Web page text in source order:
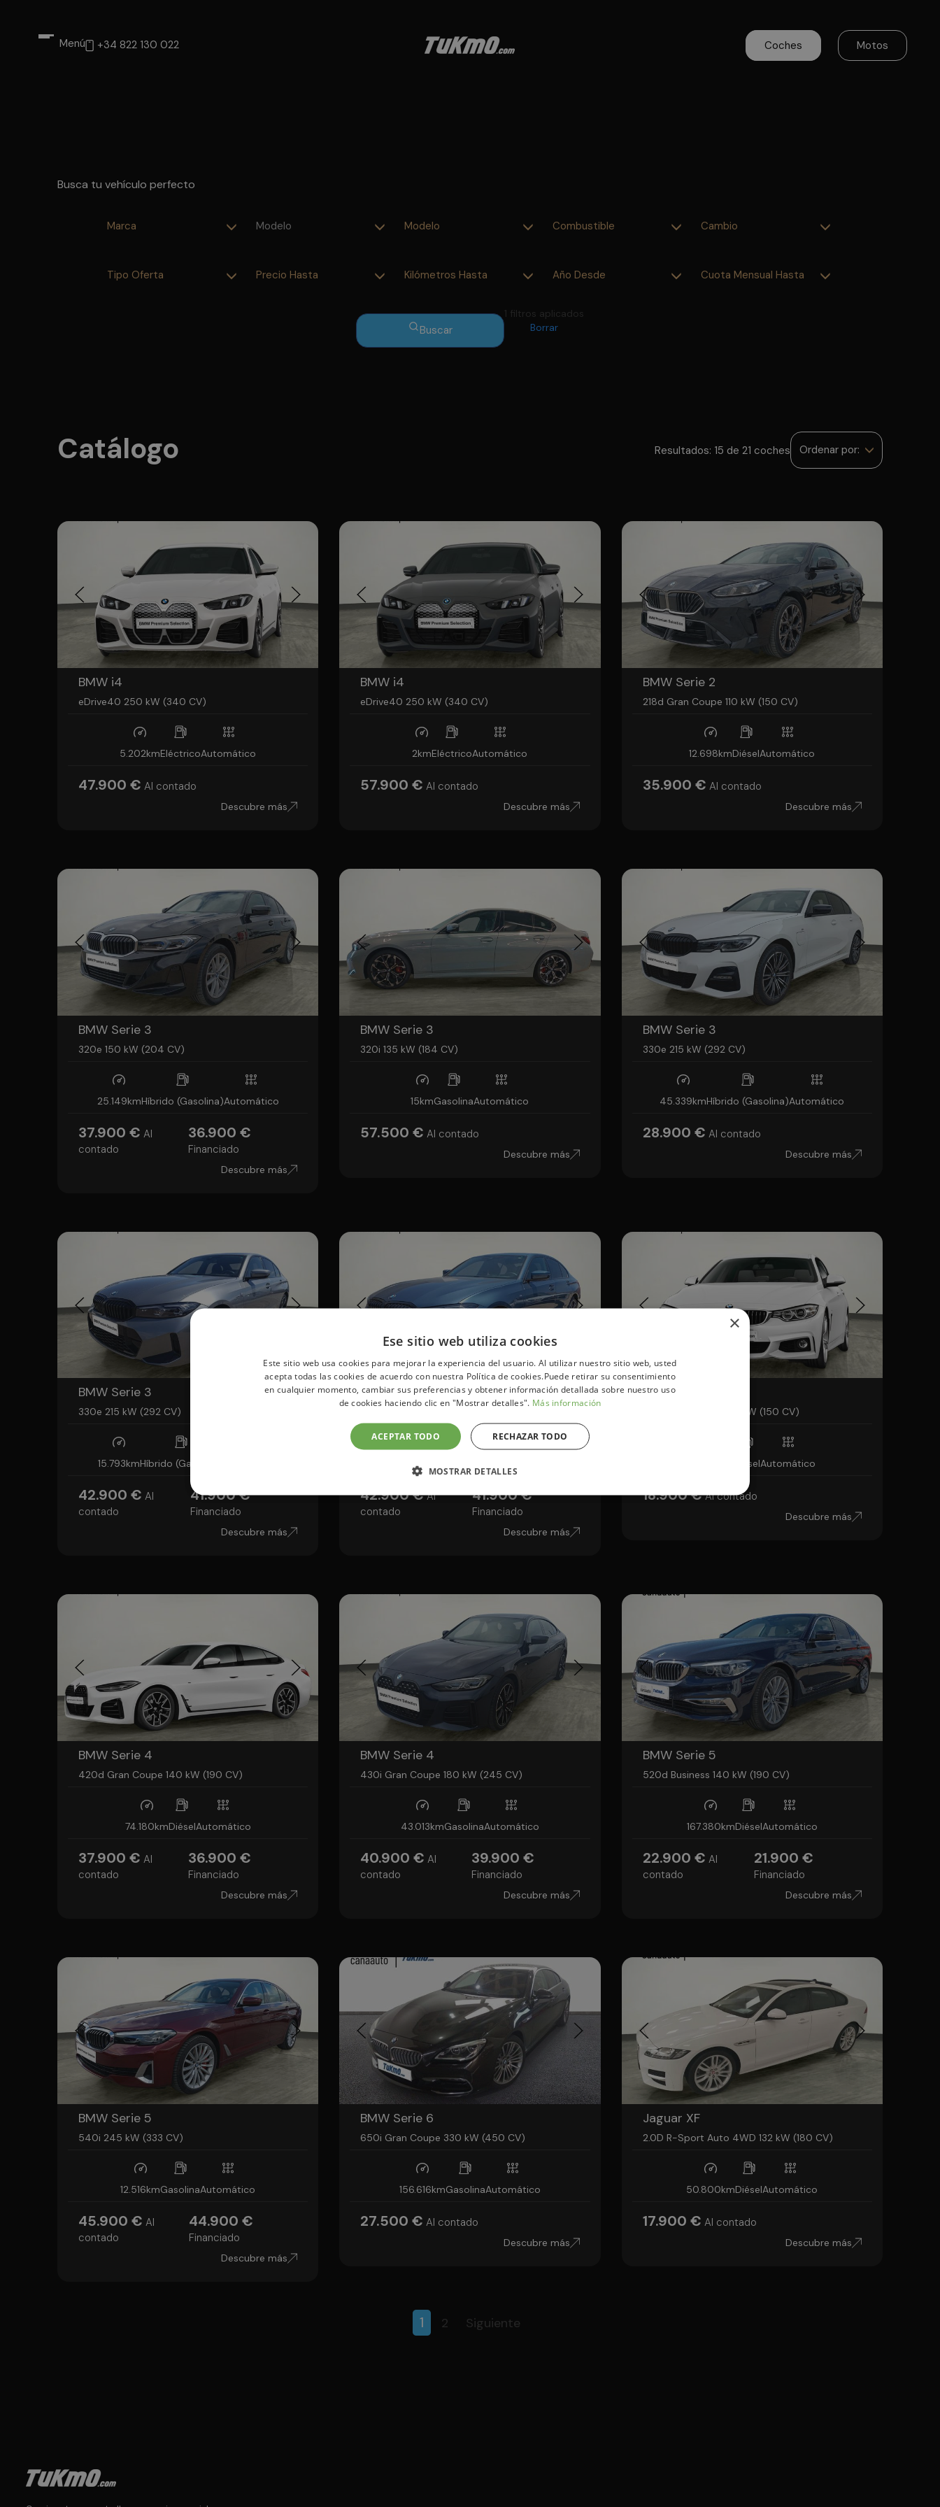
Menú +34 822 130 022 Coches Motos
Busca tu vehículo perfecto
Marca Modelo Modelo Combustible Cambio
Tipo Oferta Precio Hasta Kilómetros Hasta Año Desde Cuota Mensual Hasta
Buscar
1 filtros aplicados
Borrar
Catálogo Resultados: 15 de 21 coches Ordenar por:
BMW i4
eDrive40 250 kW (340 CV)
5.202kmEléctricoAutomático
47.900 € Al contado
Descubre más
BMW i4
eDrive40 250 kW (340 CV)
2kmEléctricoAutomático
57.900 € Al contado
Descubre más
BMW Serie 2
218d Gran Coupe 110 kW (150 CV)
12.698kmDiéselAutomático
35.900 € Al contado
Descubre más
BMW Serie 3
320e 150 kW (204 CV)
25.149kmHíbrido (Gasolina)Automático
37.900 € Al
contado
36.900 €
Financiado
Descubre más
BMW Serie 3
320i 135 kW (184 CV)
15kmGasolinaAutomático
57.500 € Al contado
Descubre más
BMW Serie 3
330e 215 kW (292 CV)
45.339kmHíbrido (Gasolina)Automático
28.900 € Al contado
Descubre más
BMW Serie 3
330e 215 kW (292 CV)
15.793kmHíbrido (Gasolina)
42.900 € Al
contado
41.900 €
Financiado
Descubre más
BMW Serie 3
19.193km
42.900 €Al
contado
41.900 €
Financiado
Descubre más
BMW Serie 4
418d Gran Coupe 110 kW (150 CV)
DiéselAutomático
18.900 €Al contado
Descubre más
BMW Serie 4
420d Gran Coupe 140 kW (190 CV)
74.180kmDiéselAutomático
37.900 € Al
contado
36.900 €
Financiado
Descubre más
BMW Serie 4
430i Gran Coupe 180 kW (245 CV)
43.013kmGasolinaAutomático
40.900 € Al
contado
39.900 €
Financiado
Descubre más
BMW Serie 5
520d Business 140 kW (190 CV)
167.380kmDiéselAutomático
22.900 € Al
contado
21.900 €
Financiado
Descubre más
BMW Serie 5
540i 245 kW (333 CV)
12.516kmGasolinaAutomático
45.900 € Al
contado
44.900 €
Financiado
Descubre más
BMW Serie 6
650i Gran Coupe 330 kW (450 CV)
156.616kmGasolinaAutomático
27.500 € Al contado
Descubre más
Jaguar XF
2.0D R-Sport Auto 4WD 132 kW (180 CV)
50.800kmDiéselAutomático
17.900 € Al contado
Descubre más
1 2 Siguiente
×
Ese sitio web utiliza cookies
Este sitio web usa cookies para mejorar la experiencia del usuario. Al utilizar nuestro sitio web, usted
acepta todas las cookies de acuerdo con nuestra Política de cookies.Puede retirar su consentimiento
en cualquier momento, cambiar sus preferencias y obtener información detallada sobre nuestro uso
de cookies haciendo clic en "Mostrar detalles". Más información
ACEPTAR TODO RECHAZAR TODO
MOSTRAR DETALLES